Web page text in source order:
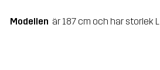
Modellen är 187 cm och har storlek L